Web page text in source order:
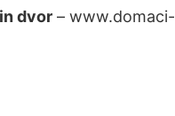
dvor – www.domaci-